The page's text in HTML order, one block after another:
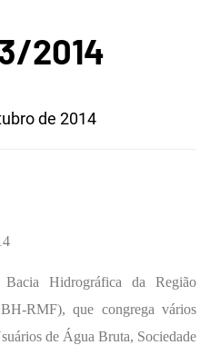
DE
2014
de 2014
Hidrográfica da Região
RMF), que congrega vários
de Água Bruta, Sociedade